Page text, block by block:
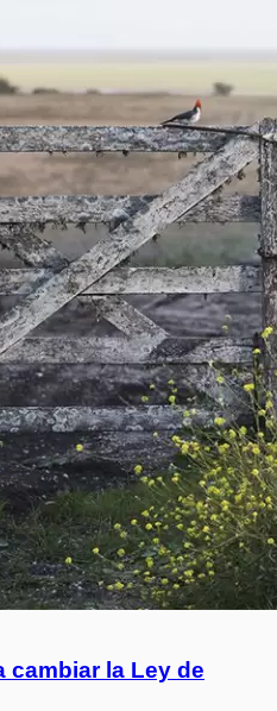
cambiar la Ley de